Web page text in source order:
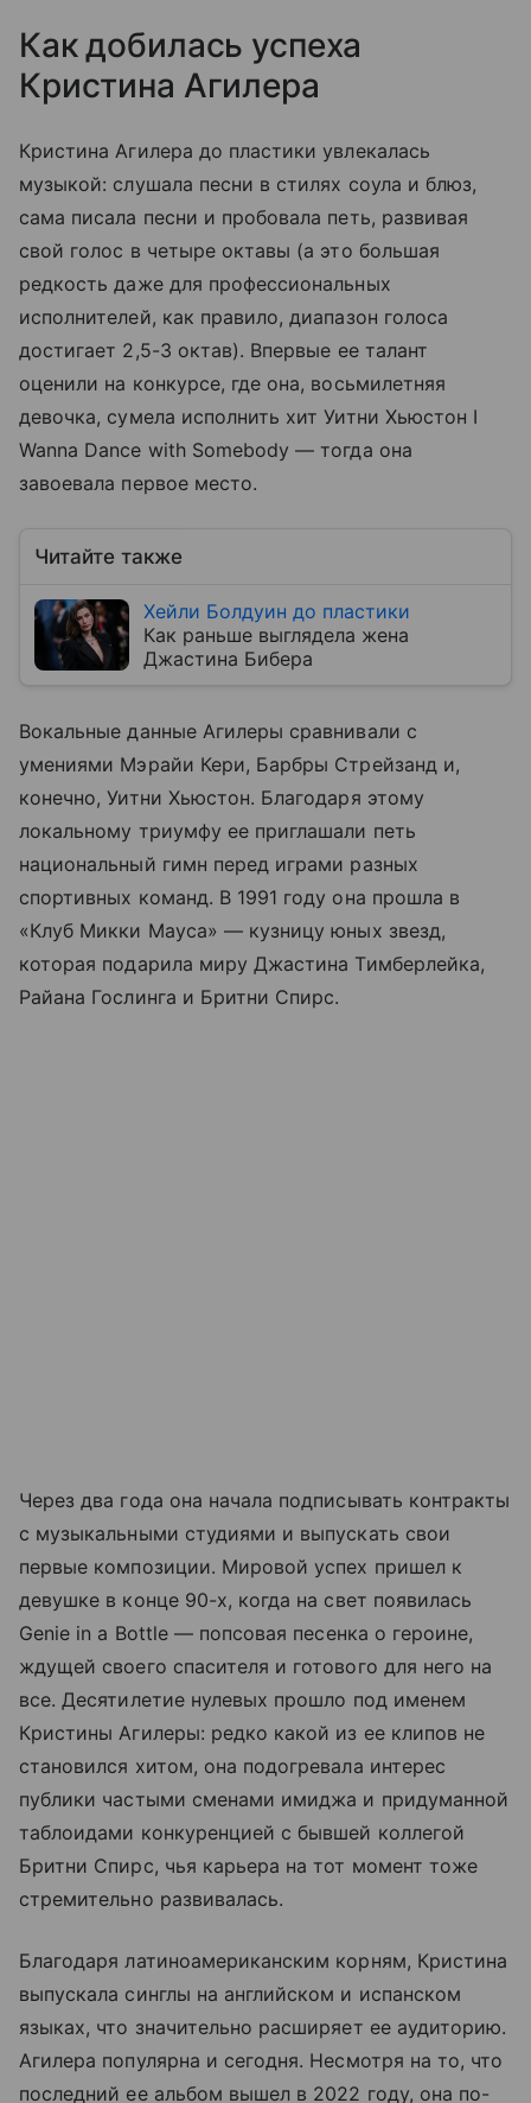
Как добилась успеха
Кристина Агилера
Кристина Агилера до пластики увлекалась
музыкой: слушала песни в стилях соула и блюз,
сама писала песни и пробовала петь, развивая
свой голос в четыре октавы (а это большая
редкость даже для профессиональных
исполнителей, как правило, диапазон голоса
достигает 2,5-3 октав). Впервые ее талант
оценили на конкурсе, где она, восьмилетняя
девочка, сумела исполнить хит Уитни Хьюстон I
Wanna Dance with Somebody — тогда она
завоевала первое место.
Читайте также
Хейли Болдуин до пластики
Как раньше выглядела жена
Джастина Бибера
Вокальные данные Агилеры сравнивали с
умениями Мэрайи Кери, Барбры Стрейзанд и,
конечно, Уитни Хьюстон. Благодаря этому
локальному триумфу ее приглашали петь
национальный гимн перед играми разных
спортивных команд. В 1991 году она прошла в
«Клуб Микки Мауса» — кузницу юных звезд,
которая подарила миру Джастина Тимберлейка,
Райана Гослинга и Бритни Спирс.
Через два года она начала подписывать контракты
с музыкальными студиями и выпускать свои
первые композиции. Мировой успех пришел к
девушке в конце 90-х, когда на свет появилась
Genie in a Bottle — попсовая песенка о героине,
ждущей своего спасителя и готового для него на
все. Десятилетие нулевых прошло под именем
Кристины Агилеры: редко какой из ее клипов не
становился хитом, она подогревала интерес
публики частыми сменами имиджа и придуманной
таблоидами конкуренцией с бывшей коллегой
Бритни Спирс, чья карьера на тот момент тоже
стремительно развивалась.
Благодаря латиноамериканским корням, Кристина
выпускала синглы на английском и испанском
языках, что значительно расширяет ее аудиторию.
Агилера популярна и сегодня. Несмотря на то, что
последний ее альбом вышел в 2022 году, она по-